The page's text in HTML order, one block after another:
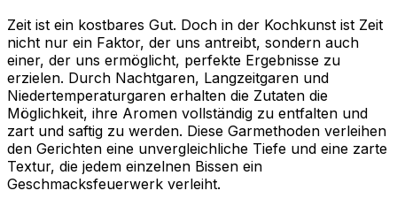
Zeit ist ein kostbares Gut. Doch in der Kochkunst ist Zeit
nicht nur ein Faktor, der uns antreibt, sondern auch
einer, der uns ermöglicht, perfekte Ergebnisse zu
erzielen. Durch Nachtgaren, Langzeitgaren und
Niedertemperaturgaren erhalten die Zutaten die
Möglichkeit, ihre Aromen vollständig zu entfalten und
zart und saftig zu werden. Diese Garmethoden verleihen
den Gerichten eine unvergleichliche Tiefe und eine zarte
Textur, die jedem einzelnen Bissen ein
Geschmacksfeuerwerk verleiht.